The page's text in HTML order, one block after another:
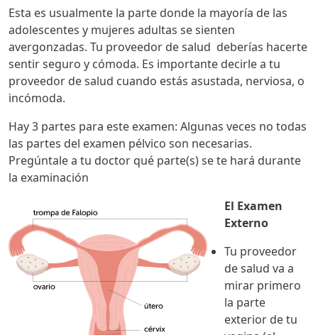
Esta es usualmente la parte donde la mayoría de las
adolescentes y mujeres adultas se sienten
avergonzadas. Tu proveedor de salud deberías hacerte
sentir seguro y cómoda. Es importante decirle a tu
proveedor de salud cuando estás asustada, nerviosa, o
incómoda.
Hay 3 partes para este examen: Algunas veces no todas
las partes del examen pélvico son necesarias.
Pregúntale a tu doctor qué parte(s) se te hará durante
la examinación
El Examen
Externo
Tu proveedor
de salud va a
mirar primero
la parte
exterior de tu